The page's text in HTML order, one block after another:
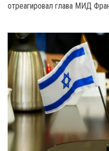
отреагировал глава МИД